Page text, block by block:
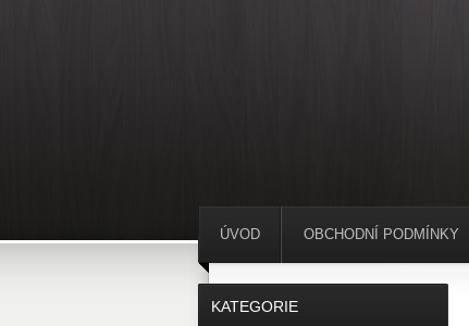
KATEGORIE
ÚVOD OBCHODNÍ PODMÍNKY